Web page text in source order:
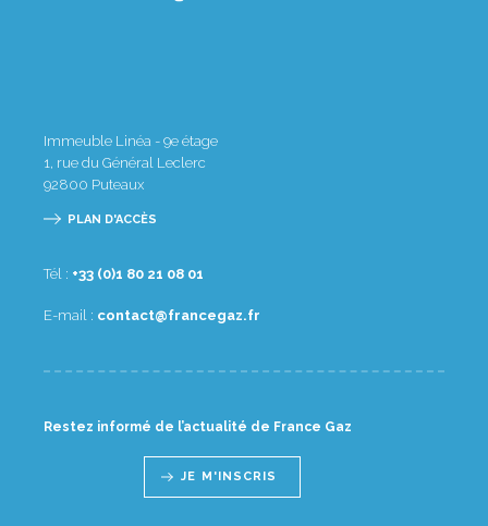
Immeuble Linéa - 9e étage
1, rue du Général Leclerc
92800 Puteaux
PLAN D'ACCÈS
Tél : 10 80 12 08 1(0) 33+
E-mail : rf.zagecnarf@tcatnoc
Restez informé de l’actualité de France Gaz
JE M'INSCRIS